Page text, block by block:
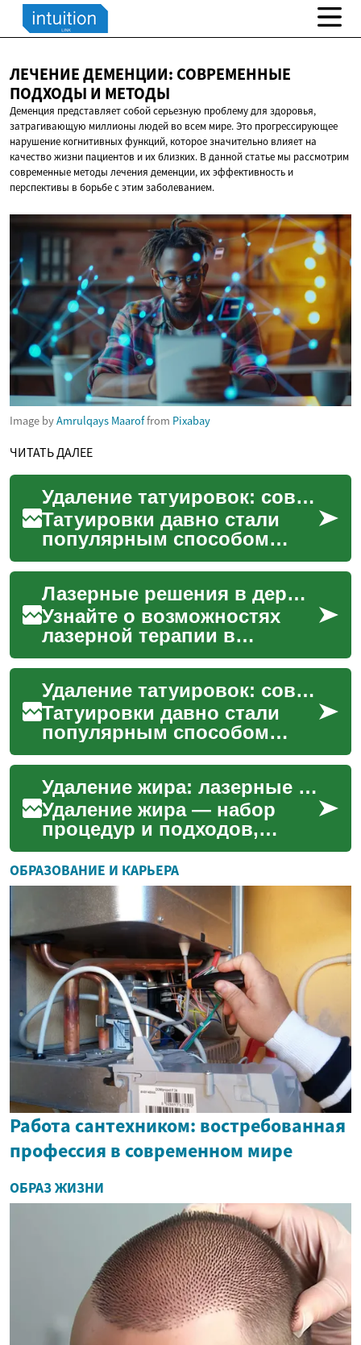
ЛЕЧЕНИЕ ДЕМЕНЦИИ: СОВРЕМЕННЫЕ
ПОДХОДЫ И МЕТОДЫ
Деменция представляет собой серьезную проблему для здоровья,
затрагивающую миллионы людей во всем мире. Это прогрессирующее
нарушение когнитивных функций, которое значительно влияет на
качество жизни пациентов и их близких. В данной статье мы рассмотрим
современные методы лечения деменции, их эффективность и
перспективы в борьбе с этим заболеванием.
Image byAmrulqays Maaroffrom Pixabay
ЧИТАТЬ ДАЛЕЕ
Удаление татуировок: современные методы и технологии
Татуировки давно стали
популярным способом
самовыражения, но иногда
люди решают от них
избавиться. Процесс
удаления т...
Лазерные решения в дерматологии: современные подходы
Узнайте о возможностях
лазерной терапии в
дерматологии: омоложение,
борьба с пигментацией,
лечение сосудистых
дефекто...
Удаление татуировок: современные методы и их эффективность
Татуировки давно стали
популярным способом
самовыражения, но иногда
люди решают избавиться от
них по разным причинам....Удаление жира: лазерные методы и уход за телом
Удаление жира — набор
процедур и подходов,
целью которых является
уменьшение локальных
жировых отложений и
коррекция ...
ОБРАЗОВАНИЕ И КАРЬЕРА
Работа сантехником: востребованная
профессия в современном мире
ОБРАЗ ЖИЗНИ